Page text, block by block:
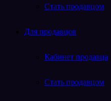
Стать продавцом
Для продавцов
Кабинет продавца
Стать продавцом